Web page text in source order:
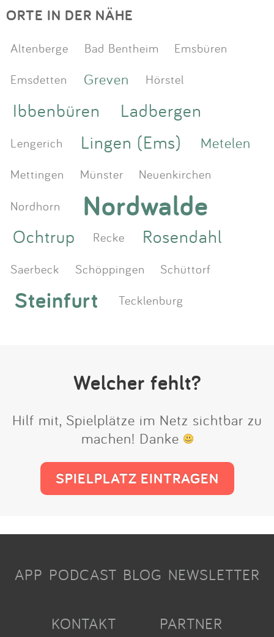
ORTE IN DER NÄHE
Altenberge Bad Bentheim
Emsbüren
Emsdetten
Greven Hörstel
Ibbenbüren Ladbergen
Lengerich Lingen (Ems) Metelen
Mettingen Münster
Neuenkirchen
Nordhorn
Nordwalde
Ochtrup Recke Rosendahl
Saerbeck Schöppingen Schüttorf
Steinfurt Tecklenburg
Welcher fehlt?
Hilf mit, Spielplätze im Netz sichtbar zu
machen! Danke
SPIELPLATZ EINTRAGEN
APP PODCAST BLOG NEWSLETTER
KONTAKT PARTNER